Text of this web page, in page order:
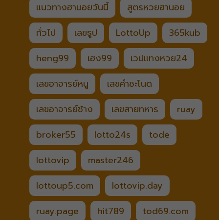
แนวทางฮานอยวันนี้
สูตรหวยฮานอย
ทั่วไป
เลขธูป LottoUp
365kub
heng99
เฮง99
เวปแทงหวย24
เลขอาจารย์หนู
เลขคำชะโนด
เลขอาจารย์ช้าง
เลขสายทหาร
ruay
broker55
lotto24s
tode
lottovip
master246
lottoup5.com
lottovip.day
ruay.page
hit789
tod69.com